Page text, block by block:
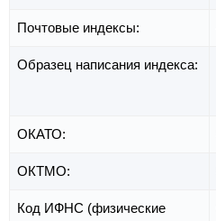
Почтовые индексы:
Образец написания индекса:
ОКАТО:
ОКТМО:
Код ИФНС (физические